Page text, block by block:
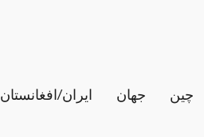
چین جهان ایران/افغانستان